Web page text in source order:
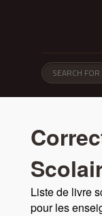
Liste de livre
pour les